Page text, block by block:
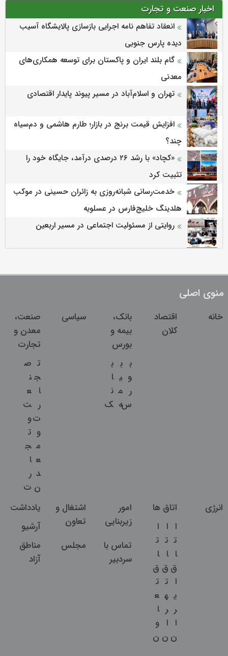
اخبار صنعت و تجارت
انعقاد تفاهم نامه اجرایی بازسازی پالایشگاه آسیب
دیده پارس جنوبی
گام بلند ایران و پاکستان برای توسعه همکاری‌های
معدنی
تهران و اسلام‌آباد در مسیر پیوند پایدار اقتصادی
افزایش قیمت برنج در بازار؛ طارم هاشمی و دم‌سیاه
چند؟
«کچاد» با رشد ۲۶ درصدی درآمد، جایگاه خود را
تثبیت کرد
خدمت‌رسانی شبانه‌روزی به زائران حسینی در موکب
هلدینگ خلیج‌فارس در عسلویه
روایتی از مسئولیت اجتماعی در مسیر اربعین
منوی اصلی
خانه
اقتصاد
کلان
بانک،
بیمه و
بورس
ب
و
ر
س
ب
ی
م
ه
ب
ا
ن
ک
سیاسی
صنعت،
معدن و
تجارت
ت
ج
ا
ر
ت
و
م
ع
د
ن
ص
ن
ع
ت
و
ت
ج
ا
ر
ت
انرژی
اتاق ها
ا
ت
ا
ق
ا
ی
ر
ا
ن
ا
ت
ا
ق
ت
ه
ر
ا
ن
ا
ت
ا
ق
ت
ع
ا
و
ن
امور
زیربنایی
اشتغال و
تعاون
یادداشت
آرشیو
تماس با
سردبیر
مجلس
مناطق
آزاد